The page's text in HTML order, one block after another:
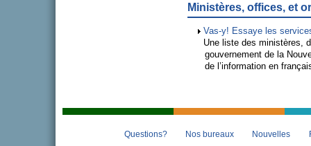
Ministères, offices, et
Vas-y! Essaye les
Une liste des ministères,
gouvernement de la
de l’information en
Questions? Nos bureaux Nouvelles